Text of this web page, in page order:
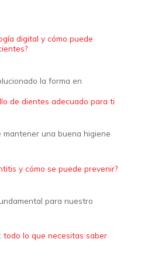
digital y cómo puede
la forma en
de dientes adecuado para ti
mantener una buena higiene
y cómo se puede prevenir?
para nuestro
todo lo que necesitas saber